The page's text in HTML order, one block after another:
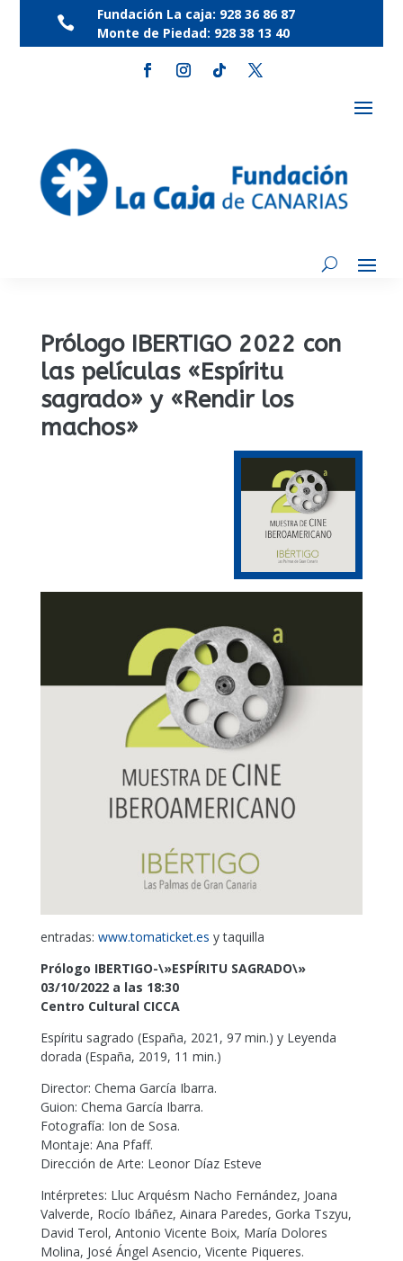
 Fundación La caja: 928 36 86 87
Monte de Piedad: 928 38 13 40
Prólogo IBERTIGO 2022 con
las películas «Espíritu
sagrado» y «Rendir los
machos»
entradas: www.tomaticket.es y taquilla
Prólogo IBERTIGO-\»ESPÍRITU SAGRADO\»
03/10/2022 a las 18:30
Centro Cultural CICCA
Espíritu sagrado (España, 2021, 97 min.) y Leyenda
dorada (España, 2019, 11 min.)
Director: Chema García Ibarra.
Guion: Chema García Ibarra.
Fotografía: Ion de Sosa.
Montaje: Ana Pfaff.
Dirección de Arte: Leonor Díaz Esteve
Intérpretes: Lluc Arquésm Nacho Fernández, Joana
Valverde, Rocío Ibáñez, Ainara Paredes, Gorka Tszyu,
David Terol, Antonio Vicente Boix, María Dolores
Molina, José Ángel Asencio, Vicente Piqueres.